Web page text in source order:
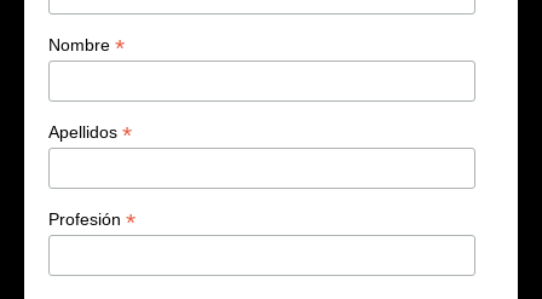
Nombre *
Apellidos *
Profesión *